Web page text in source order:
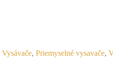
Vysávače, Priemyselné vysavače,